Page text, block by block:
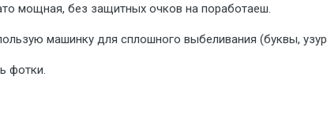
мощная, без защитных очков на поработаеш.
машинку для сплошного выбеливания (буквы,
фотки.